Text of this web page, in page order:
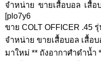
จำหน่าย ขายเสื้อบอล เสื้
[plo7y6
ขาย COLT OFFICER
จำหน่าย ขายเสื้อบอล เสื้อ
มาใหม่ ** ถังอากาศำดำน้ำ